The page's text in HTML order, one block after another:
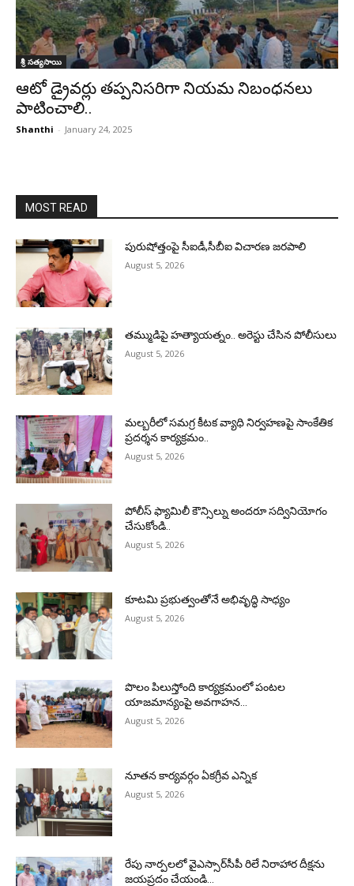
శ్రీ సత్యసాయి
ఆటో డ్రైవర్లు తప్పనిసరిగా నియమ నిబంధనలు
పాటించాలి..
Shanthi - January 24, 2025
MOST READ
పురుషోత్తంపై సీఐడీ,సీబీఐ విచారణ జరపాలి
August 5, 2026
తమ్ముడిపై హత్యాయత్నం.. అరెస్టు చేసిన పోలీసులు
August 5, 2026
మల్బరీలో సమగ్ర కీటక వ్యాధి నిర్వహణపై సాంకేతిక
ప్రదర్శన కార్యక్రమం..
August 5, 2026
పోలీస్ ఫ్యామిలీ కౌన్సిల్ను అందరూ సద్వినియోగం
చేసుకోండి..
August 5, 2026
కూటమి ప్రభుత్వంతోనే అభివృద్ధి సాధ్యం
August 5, 2026
పొలం పిలుస్తోంది కార్యక్రమంలో పంటల
యాజమాన్యంపై అవగాహన…
August 5, 2026
నూతన కార్యవర్గం ఏకగ్రీవ ఎన్నిక
August 5, 2026
రేపు నార్పలలో వైఎస్సార్‌సీపీ రిలే నిరాహార దీక్షను
జయప్రదం చేయండి…